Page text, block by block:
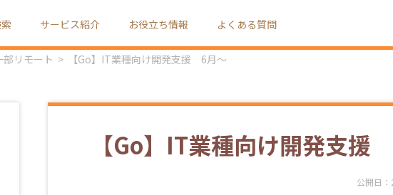
サービス紹介 お役立ち情報 よくある質問
部リモート 【Go】IT業種向け開発支援 6月～
【Go】IT業種向け開発支
公開日：